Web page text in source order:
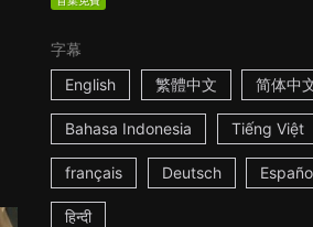
字幕
English
繁體中文 简体中
Bahasa Indonesia Tiếng Việt
français Deutsch
हिन्दी